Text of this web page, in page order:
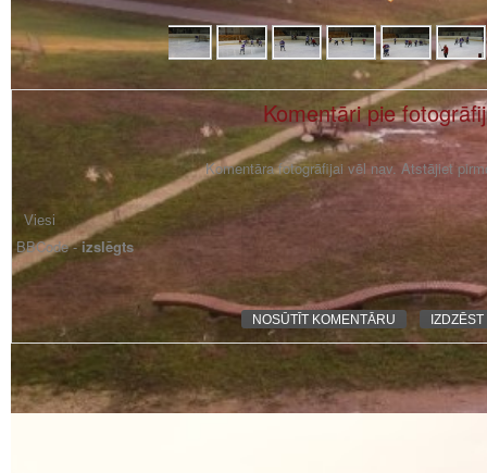
Komentāri pie
Komentāra fotogrāfijai vēl nav. Atstājiet
BBCode -izslēgts